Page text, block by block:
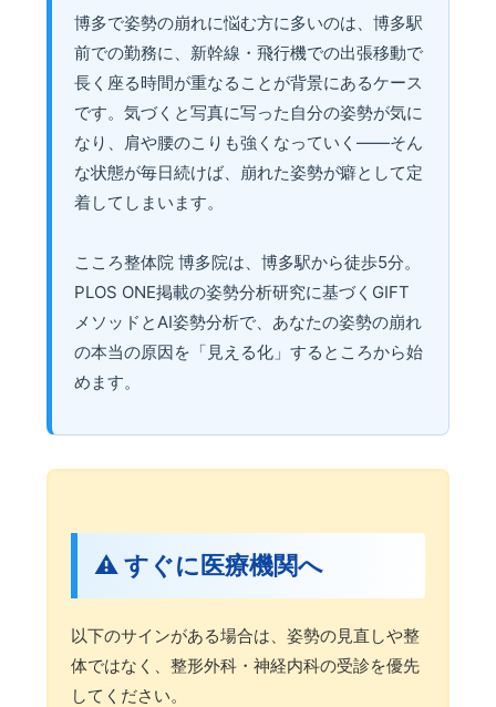
博多で姿勢の崩れに悩む方に多いのは、博多駅
前での勤務に、新幹線・飛行機での出張移動で
長く座る時間が重なることが背景にあるケース
です。気づくと写真に写った自分の姿勢が気に
なり、肩や腰のこりも強くなっていく——そん
な状態が毎日続けば、崩れた姿勢が癖として定
着してしまいます。
こころ整体院 博多院は、博多駅から徒歩5分。
PLOS ONE掲載の姿勢分析研究に基づくGIFT
メソッドとAI姿勢分析で、あなたの姿勢の崩れ
の本当の原因を「見える化」するところから始
めます。
⚠️ すぐに医療機関へ
以下のサインがある場合は、姿勢の見直しや整
体ではなく、整形外科・神経内科の受診を優先
してください。